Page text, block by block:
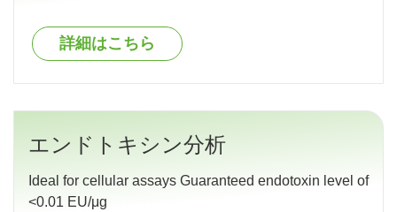
詳細はこちら
エンドトキシン分析
Ideal for cellular assays Guaranteed endotoxin level of
<0.01 EU/μg